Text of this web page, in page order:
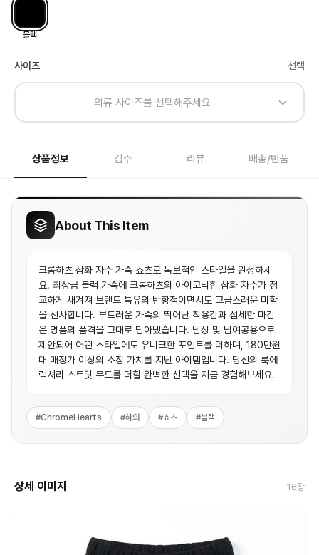
블랙
사이즈 선택
의류 사이즈를 선택해주세요
상품정보 검수 리뷰 배송/반품
About This Item
크롬하츠 삼화 자수 가죽 쇼츠로 독보적인 스타일을 완성하세
요. 최상급 블랙 가죽에 크롬하츠의 아이코닉한 삼화 자수가 정
교하게 새겨져 브랜드 특유의 반항적이면서도 고급스러운 미학
을 선사합니다. 부드러운 가죽의 뛰어난 착용감과 섬세한 마감
은 명품의 품격을 그대로 담아냈습니다. 남성 및 남여공용으로
제안되어 어떤 스타일에도 유니크한 포인트를 더하며, 180만원
대 매장가 이상의 소장 가치를 지닌 아이템입니다. 당신의 룩에
럭셔리 스트릿 무드를 더할 완벽한 선택을 지금 경험해보세요.
#ChromeHearts #하의 #쇼츠 #블랙
상세 이미지 16장